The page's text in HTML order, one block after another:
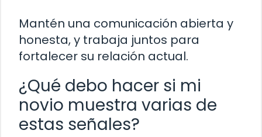
Mantén una comunicación abierta y
honesta, y trabaja juntos para
fortalecer su relación actual.
¿Qué debo hacer si mi
novio muestra varias de
estas señales?